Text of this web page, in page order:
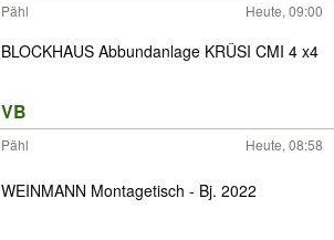
Pähl Heute, 09:00
BLOCKHAUS Abbundanlage KRÜSI CMI 4 x4
VB
Pähl Heute, 08:58
WEINMANN Montagetisch - Bj. 2022